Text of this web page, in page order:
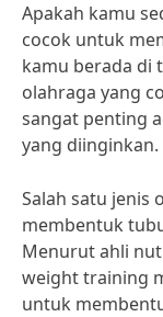
Apakah kamu
cocok untuk
kamu berada di
olahraga yang
sangat penting
yang diinginkan.
Salah satu jenis
membentuk
Menurut ahli
weight training
untuk